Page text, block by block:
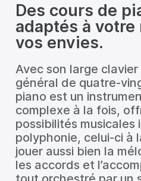
Des cours de
adaptés à votre
vos envies.
Avec son large
général de quatre-
piano est un
complexe à la fois,
possibilités musicales
polyphonie, celui-ci à
jouer aussi bien la
les accords et